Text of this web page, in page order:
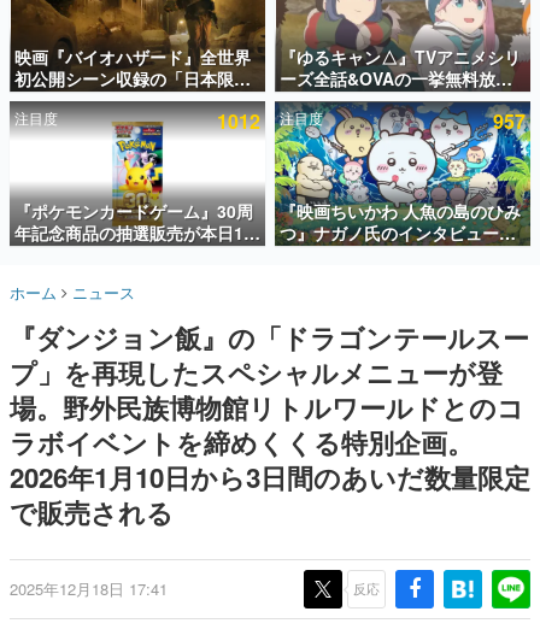
アプリセール情報
インタビュー
連載・特集一覧
殿堂入り記事
SNS拡散数が数千以上！ ページビュー数万以上！ などな
ど。多くの人々に読まれた、電ファミ渾身の“殿堂入り”記
事をまとめました。
名作ゲームクリエイターの方々に製作時のエピソードをお
きます。
赫本
この物語を解いてはいけない。『赫本』は、〈試験問題〉
の形をした短編ホラー小説集です。
新世代に訊く
これからのデジタルゲーム市場を担う若きクリエイター達
の姿を追い、彼らのルーツと情熱を探っていきます。
ゲーム世代の作家たち
ゲームに多大な影響を受けた作家さんに取材し、ゲームが
日本のコンテンツ産業やカルチャーに与えた影響を探る企
画です。
映画『バイオハザード』全世界
初公開シーン収録の「日本限
定」予告映像が解禁。バイオの
日（8月10日）にあわせて、
「ラクーンシティ総合病院」へ
行く配達人の姿が披露
『ゆるキャン△』TVアニメシリ
ーズ全話&OVAの一挙無料放送
がABEMAで開催決定。8月11日
「山の日」の午前0時から実施
注目度 1012
『ポケモンカードゲーム』30周
年記念商品の抽選販売が本日12
時より開始。拡張パック「30th
に、「プレミアムデッキセット
「FUTURISTIC BOX」の計3商
品
注目度 957
『映画ちいかわ 人魚の島のひみ
つ』ナガノ氏のインタビューが
解禁。もしまた映画をやれるな
ホーム ニュース
『ダンジョン飯』の「ドラゴンテールスー
プ」を再現したスペシャルメニューが登
場。野外民族博物館リトルワールドとのコ
ラボイベントを締めくくる特別企画。
2026年1月10日から3日間のあいだ数量限定
で販売される
2025年12月18日 17:41 反応